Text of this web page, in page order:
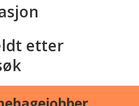
etter